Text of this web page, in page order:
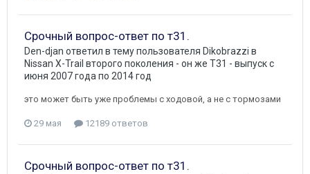
Срочный вопрос-ответ по т31.
Den-djan ответил в тему пользователя Dikobrazzi в
Nissan X-Trail второго поколения - он же Т31 - выпуск с
июня 2007 года по 2014 год
это может быть уже проблемы с ходовой, а не с тормозами
29 мая 12189 ответов
Срочный вопрос-ответ по т31.